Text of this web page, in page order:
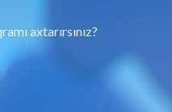
axtarırsınız?